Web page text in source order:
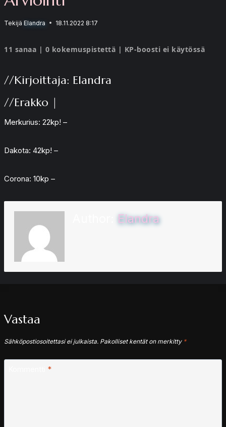
Tekijä Elandra 18.11.2022 8:17
11 sanaa | 0 kokemuspistettä | KP-boosti ei käytössä
//Kirjoittaja: Elandra
//Erakko |
Merkurius: 22kp! –
Dakota: 42kp! –
Corona: 10kp –
Elandra
Vastaa
Sähköpostiosoitettasi ei julkaista. Pakolliset kentät on merkitty *
*